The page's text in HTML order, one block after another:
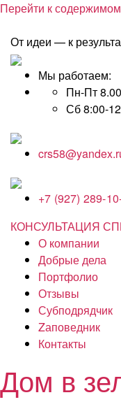
Перейти к
От идеи — к
Мы работаем:
Пн-Пт
Сб 8:00-
+7 (927) 289-
КОНСУЛЬТАЦИЯ
О компании
Добрые дела
Портфолио
Отзывы
Субподрядчик
Zаповедник
Контакты
Дом в